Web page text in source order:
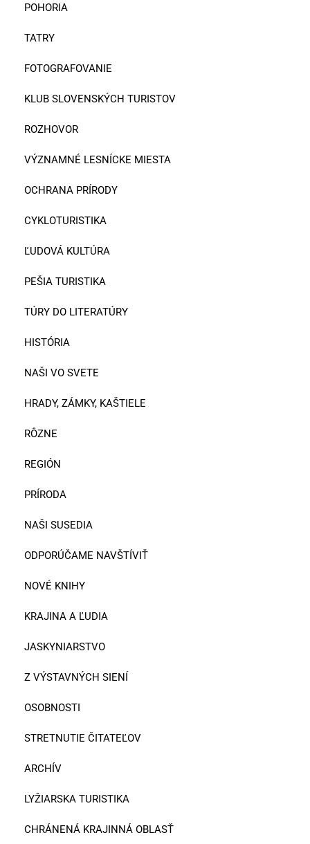
POHORIA
TATRY
FOTOGRAFOVANIE
KLUB SLOVENSKÝCH TURISTOV
ROZHOVOR
VÝZNAMNÉ LESNÍCKE MIESTA
OCHRANA PRÍRODY
CYKLOTURISTIKA
ĽUDOVÁ KULTÚRA
PEŠIA TURISTIKA
TÚRY DO LITERATÚRY
HISTÓRIA
NAŠI VO SVETE
HRADY, ZÁMKY, KAŠTIELE
RÔZNE
REGIÓN
PRÍRODA
NAŠI SUSEDIA
ODPORÚČAME NAVŠTÍVIŤ
NOVÉ KNIHY
KRAJINA A ĽUDIA
JASKYNIARSTVO
Z VÝSTAVNÝCH SIENÍ
OSOBNOSTI
STRETNUTIE ČITATEĽOV
ARCHÍV
LYŽIARSKA TURISTIKA
CHRÁNENÁ KRAJINNÁ OBLASŤ